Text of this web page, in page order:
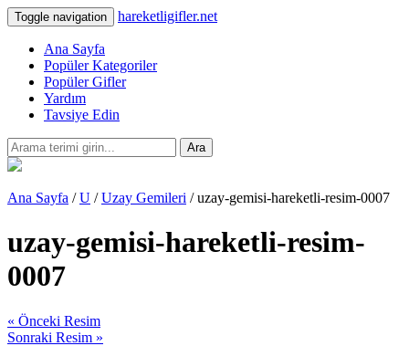
Toggle navigation hareketligifler.net
Ana Sayfa
Popüler Kategoriler
Popüler Gifler
Yardım
Tavsiye Edin
Ara
Ana Sayfa /U /Uzay Gemileri / uzay-gemisi-hareketli-resim-0007
uzay-gemisi-hareketli-resim-
0007
« Önceki Resim
Sonraki Resim »